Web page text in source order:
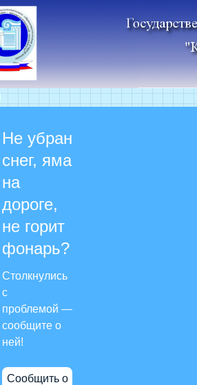
Не убран
снег, яма
на
дороге,
не горит
фонарь?
Столкнулись
с
проблемой —
сообщите о
ней!
Сообщить о